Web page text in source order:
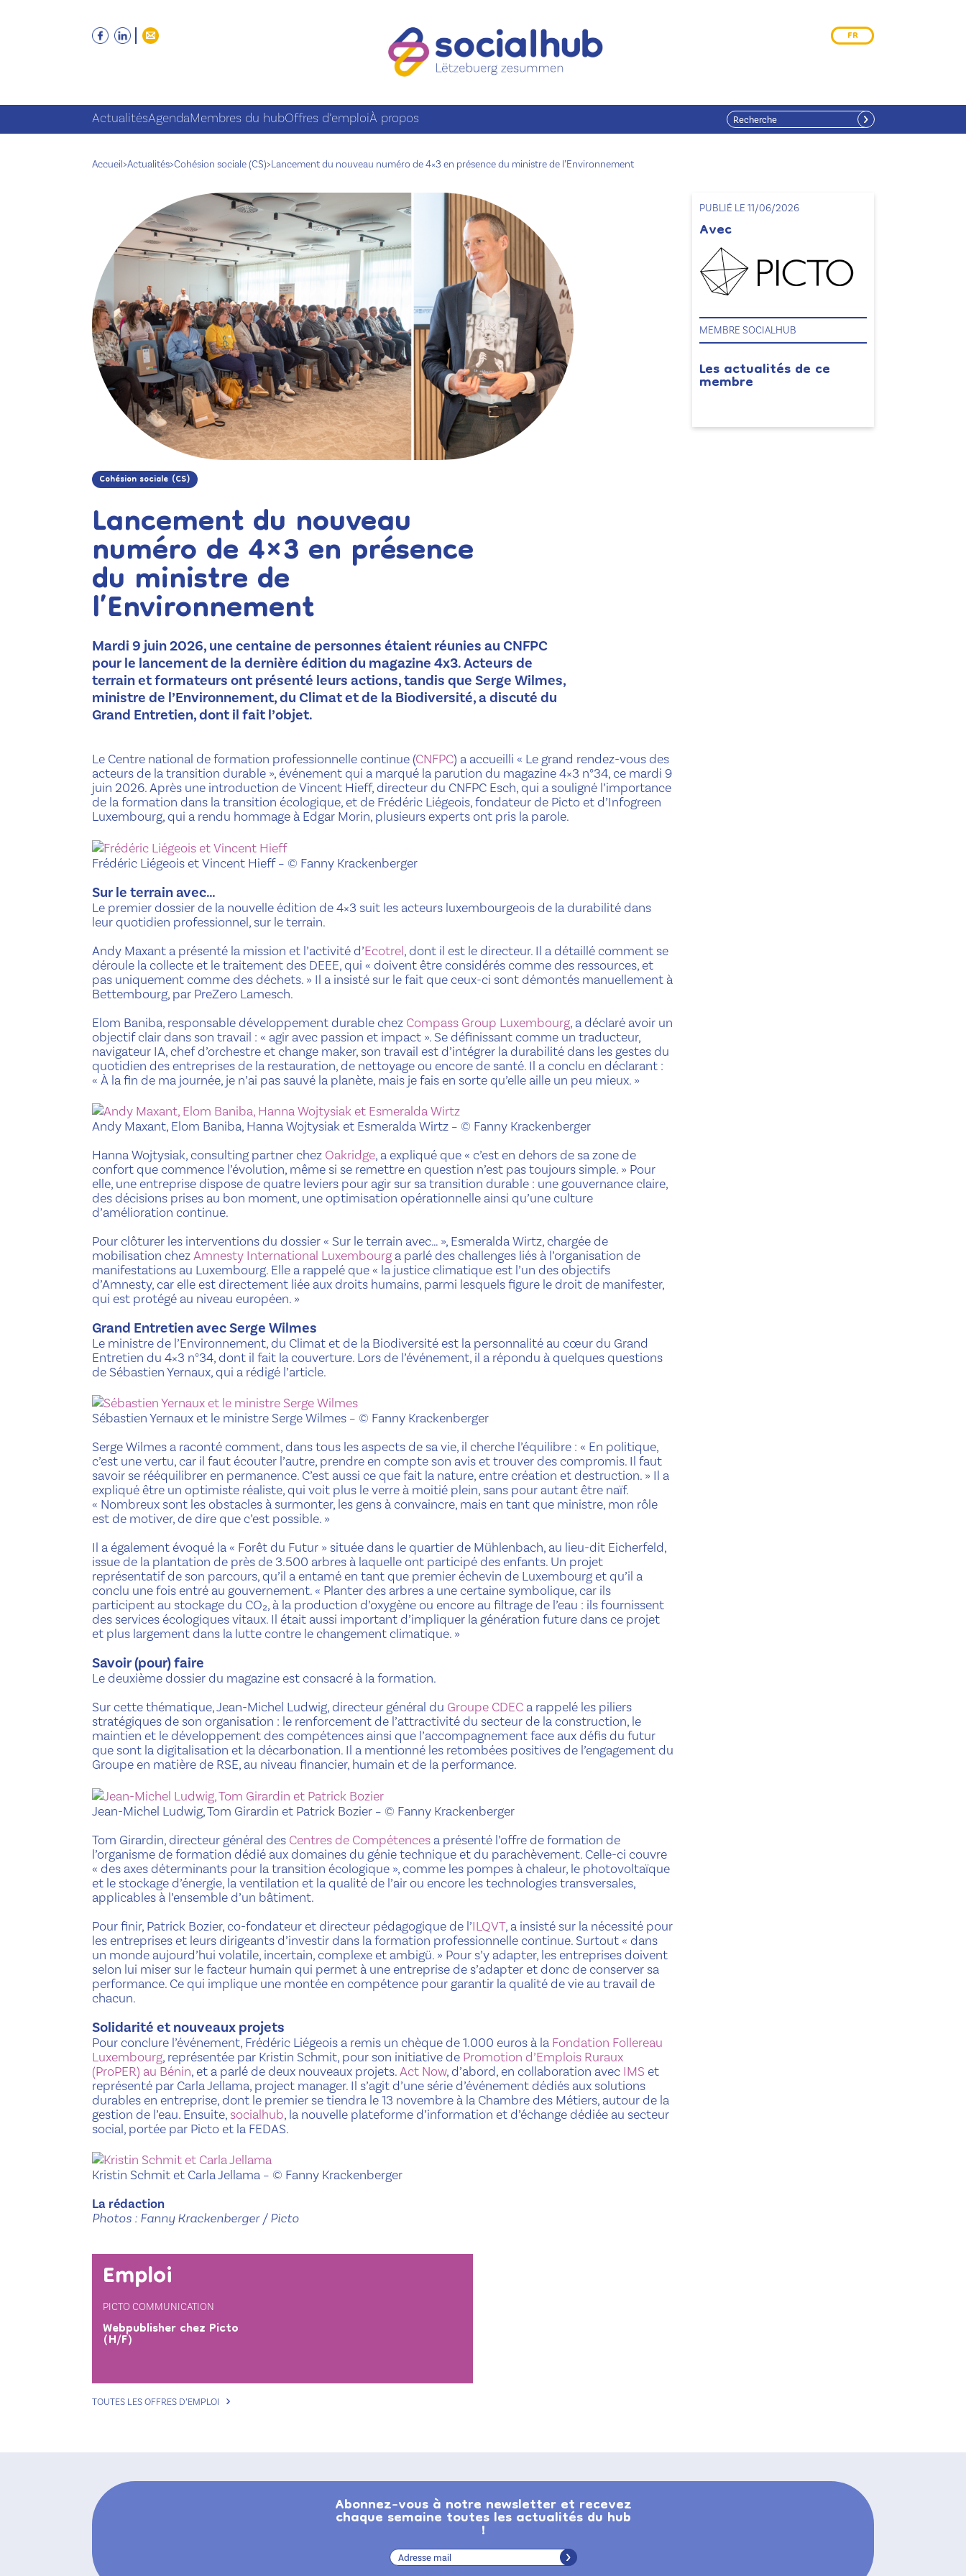
FR
ActualitésAgendaMembres du hubOffres d’emploiÀ propos
Accueil>Actualités>Cohésion sociale (CS)>Lancement du nouveau numéro de 4×3 en présence du ministre de l’Environnement
PUBLIÉ LE 11/06/2026
Avec
MEMBRE SOCIALHUB
Les actualités de ce
membre
Cohésion sociale (CS)
Lancement du nouveau
numéro de 4×3 en présence
du ministre de
l’Environnement
Mardi 9 juin 2026, une centaine de personnes étaient réunies au CNFPC
pour le lancement de la dernière édition du magazine 4x3. Acteurs de
terrain et formateurs ont présenté leurs actions, tandis que Serge Wilmes,
ministre de l’Environnement, du Climat et de la Biodiversité, a discuté du
Grand Entretien, dont il fait l’objet.
Le Centre national de formation professionnelle continue (CNFPC) a accueilli « Le grand rendez-vous des
acteurs de la transition durable », événement qui a marqué la parution du magazine 4×3 n°34, ce mardi 9
juin 2026. Après une introduction de Vincent Hieff, directeur du CNFPC Esch, qui a souligné l’importance
de la formation dans la transition écologique, et de Frédéric Liégeois, fondateur de Picto et d’Infogreen
Luxembourg, qui a rendu hommage à Edgar Morin, plusieurs experts ont pris la parole.
Frédéric Liégeois et Vincent Hieff– © Fanny Krackenberger
Sur le terrain avec…
Le premier dossier de la nouvelle édition de 4×3 suit les acteurs luxembourgeois de la durabilité dans
leur quotidien professionnel, sur le terrain.
Andy Maxant a présenté la mission et l’activité d’Ecotrel, dont il est le directeur. Il a détaillé comment se
déroule la collecte et le traitement des DEEE, qui « doivent être considérés comme des ressources, et
pas uniquement comme des déchets. » Il a insisté sur le fait que ceux-ci sont démontés manuellement à
Bettembourg, par PreZero Lamesch.
Elom Baniba, responsable développement durable chez Compass Group Luxembourg, a déclaré avoir un
objectif clair dans son travail : « agir avec passion et impact ». Se définissant comme un traducteur,
navigateur IA, chef d’orchestre et change maker, son travail est d’intégrer la durabilité dans les gestes du
quotidien des entreprises de la restauration, de nettoyage ou encore de santé. Il a conclu en déclarant :
« À la fin de ma journée, je n’ai pas sauvé la planète, mais je fais en sorte qu’elle aille un peu mieux. »
Andy Maxant, Elom Baniba, Hanna Wojtysiak et Esmeralda Wirtz – © Fanny Krackenberger
Hanna Wojtysiak, consulting partner chez Oakridge, a expliqué que « c’est en dehors de sa zone de
confort que commence l’évolution, même si se remettre en question n’est pas toujours simple. » Pour
elle, une entreprise dispose de quatre leviers pour agir sur sa transition durable : une gouvernance claire,
des décisions prises au bon moment, une optimisation opérationnelle ainsi qu’une culture
d’amélioration continue.
Pour clôturer les interventions du dossier « Sur le terrain avec… », Esmeralda Wirtz, chargée de
mobilisation chez Amnesty International Luxembourg a parlé des challenges liés à l’organisation de
manifestations au Luxembourg. Elle a rappelé que « la justice climatique est l’un des objectifs
d’Amnesty, car elle est directement liée aux droits humains, parmi lesquels figure le droit de manifester,
qui est protégé au niveau européen. »
Grand Entretien avec Serge Wilmes
Le ministre de l’Environnement, du Climat et de la Biodiversité est la personnalité au cœur du Grand
Entretien du 4×3 n°34, dont il fait la couverture. Lors de l’événement, il a répondu à quelques questions
de Sébastien Yernaux, qui a rédigé l’article.
Sébastien Yernaux et le ministre Serge Wilmes – © Fanny Krackenberger
Serge Wilmes a raconté comment, dans tous les aspects de sa vie, il cherche l’équilibre : « En politique,
c’est une vertu, car il faut écouter l’autre, prendre en compte son avis et trouver des compromis. Il faut
savoir se rééquilibrer en permanence. C’est aussi ce que fait la nature, entre création et destruction. » Il a
expliqué être un optimiste réaliste, qui voit plus le verre à moitié plein, sans pour autant être naïf.
« Nombreux sont les obstacles à surmonter, les gens à convaincre, mais en tant que ministre, mon rôle
est de motiver, de dire que c’est possible. »
Il a également évoqué la « Forêt du Futur » située dans le quartier de Mühlenbach, au lieu-dit Eicherfeld,
issue de la plantation de près de 3.500 arbres à laquelle ont participé des enfants. Un projet
représentatif de son parcours, qu’il a entamé en tant que premier échevin de Luxembourg et qu’il a
conclu une fois entré au gouvernement. « Planter des arbres a une certaine symbolique, car ils
participent au stockage du CO₂, à la production d’oxygène ou encore au filtrage de l’eau : ils fournissent
des services écologiques vitaux. Il était aussi important d’impliquer la génération future dans ce projet
et plus largement dans la lutte contre le changement climatique. »
Savoir (pour) faire
Le deuxième dossier du magazine est consacré à la formation.
Sur cette thématique, Jean-Michel Ludwig, directeur général du Groupe CDEC a rappelé les piliers
stratégiques de son organisation : le renforcement de l’attractivité du secteur de la construction, le
maintien et le développement des compétences ainsi que l’accompagnement face aux défis du futur
que sont la digitalisation et la décarbonation. Il a mentionné les retombées positives de l’engagement du
Groupe en matière de RSE, au niveau financier, humain et de la performance.
Jean-Michel Ludwig, Tom Girardin et Patrick Bozier – © Fanny Krackenberger
Tom Girardin, directeur général des Centres de Compétences a présenté l’offre de formation de
l’organisme de formation dédié aux domaines du génie technique et du parachèvement. Celle-ci couvre
« des axes déterminants pour la transition écologique », comme les pompes à chaleur, le photovoltaïque
et le stockage d’énergie, la ventilation et la qualité de l’air ou encore les technologies transversales,
applicables à l’ensemble d’un bâtiment.
Pour finir, Patrick Bozier, co-fondateur et directeur pédagogique de l’ILQVT, a insisté sur la nécessité pour
les entreprises et leurs dirigeants d’investir dans la formation professionnelle continue. Surtout « dans
un monde aujourd’hui volatile, incertain, complexe et ambigü. » Pour s’y adapter, les entreprises doivent
selon lui miser sur le facteur humain qui permet à une entreprise de s’adapter et donc de conserver sa
performance. Ce qui implique une montée en compétence pour garantir la qualité de vie au travail de
chacun.
Solidarité et nouveaux projets
Pour conclure l’événement, Frédéric Liégeois a remis un chèque de 1.000 euros à la Fondation Follereau
Luxembourg, représentée par Kristin Schmit, pour son initiative de Promotion d’Emplois Ruraux
(ProPER) au Bénin, et a parlé de deux nouveaux projets. Act Now, d’abord, en collaboration avec IMS et
représenté par Carla Jellama, project manager. Il s’agit d’une série d’événement dédiés aux solutions
durables en entreprise, dont le premier se tiendra le 13 novembre à la Chambre des Métiers, autour de la
gestion de l’eau. Ensuite, socialhub, la nouvelle plateforme d’information et d’échange dédiée au secteur
social, portée par Picto et la FEDAS.
Kristin Schmit et Carla Jellama – © Fanny Krackenberger
La rédaction
Photos : Fanny Krackenberger / Picto
Emploi
PICTO COMMUNICATION
Webpublisher chez Picto
(H/F)
TOUTES LES OFFRES D’EMPLOI
Abonnez-vous à notre newsletter et recevez
chaque semaine toutes les actualités du hub
!